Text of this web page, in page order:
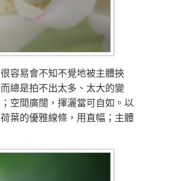
容易會不知不覺地被主體挾
總是拍不出太多、太大的變
空間廣闊，揮灑當可自如。以
葉的優雅線條，用直幅；主體